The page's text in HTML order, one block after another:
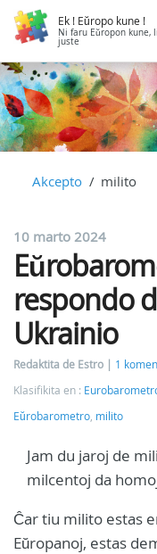
Ek ! Eŭropo kune !
Ni faru Eŭropon kune,
juste
Akcepto milito
10 marto 2024
respondo
Ukrainio
Redaktita de Estro
1
Klasifikita en :
Eŭrobarometro milito
Jam du jaroj de
milcentoj da
Ĉar tiu milito estas
Eŭropanoj, estas